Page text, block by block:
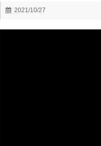
2021/10/27